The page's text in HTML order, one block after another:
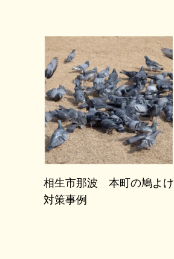
相生市那波 本町の鳩よけ
対策事例